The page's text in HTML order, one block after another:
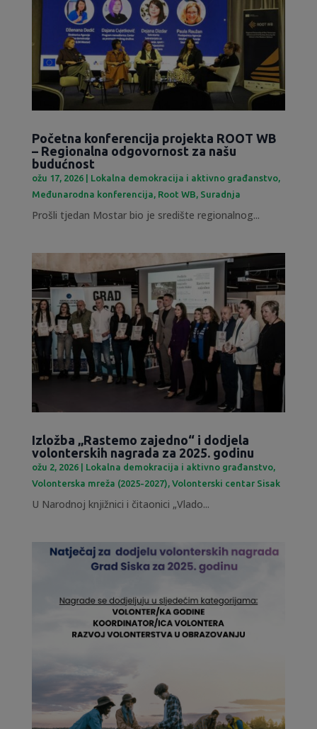
Početna konferencija projekta ROOT WB
– Regionalna odgovornost za našu
budućnost
ožu 17, 2026| Lokalna demokracija i aktivno građanstvo,
Međunarodna konferencija, Root WB, Suradnja
Prošli tjedan Mostar bio je središte regionalnog...
Izložba „Rastemo zajedno“ i dodjela
volonterskih nagrada za 2025. godinu
ožu 2, 2026| Lokalna demokracija i aktivno građanstvo,
Volonterska mreža (2025-2027), Volonterski centar Sisak
U Narodnoj knjižnici i čitaonici „Vlado...